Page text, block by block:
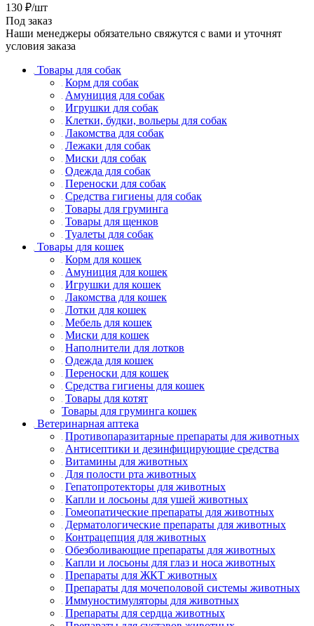
130 ₽/шт
Под заказ
Наши менеджеры обязательно свяжутся с вами и уточнят
условия заказа
Товары для собак
Корм для собак
Амуниция для собак
Игрушки для собак
Клетки, будки, вольеры для собак
Лакомства для собак
Лежаки для собак
Миски для собак
Одежда для собак
Переноски для собак
Средства гигиены для собак
Товары для груминга
Товары для щенков
Туалеты для собак
Товары для кошек
Корм для кошек
Амуниция для кошек
Игрушки для кошек
Лакомства для кошек
Лотки для кошек
Мебель для кошек
Миски для кошек
Наполнители для лотков
Одежда для кошек
Переноски для кошек
Средства гигиены для кошек
Товары для котят
Товары для груминга кошек
Ветеринарная аптека
Противопаразитарные препараты для животных
Антисептики и дезинфицирующие средства
Витамины для животных
Для полости рта животных
Гепатопротекторы для животных
Капли и лосьоны для ушей животных
Гомеопатические препараты для животных
Дерматологические препараты для животных
Контрацепция для животных
Обезболивающие препараты для животных
Капли и лосьоны для глаз и носа животных
Препараты для ЖКТ животных
Препараты для мочеполовой системы животных
Иммуностимуляторы для животных
Препараты для сердца животных